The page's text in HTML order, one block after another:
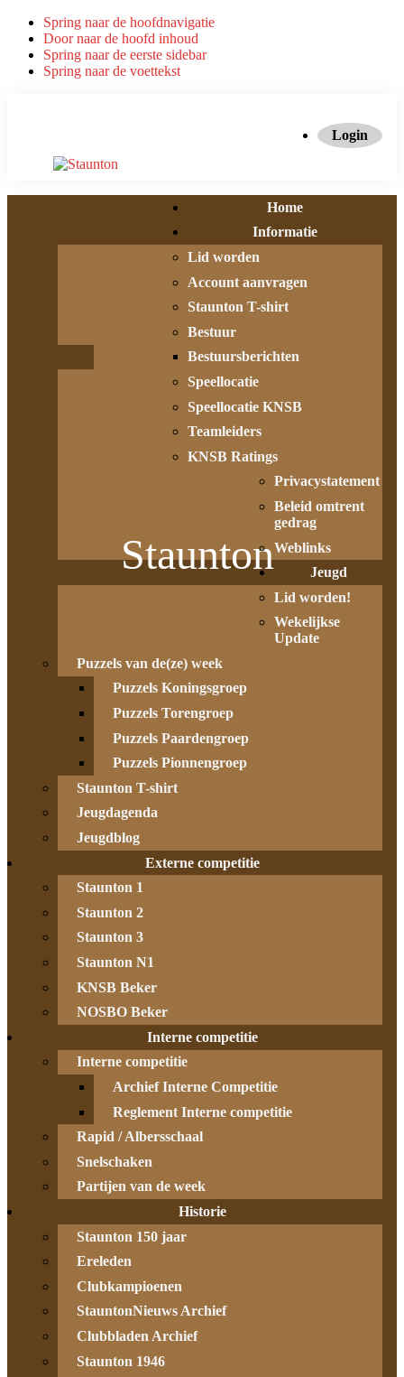
Spring naar de hoofdnavigatie
Door naar de hoofd inhoud
Spring naar de eerste sidebar
Spring naar de voettekst
Login
Staunton
Home
Informatie
Lid worden
Account aanvragen
Staunton T-shirt
Bestuur
Bestuursberichten
Speellocatie
Speellocatie KNSB
Teamleiders
KNSB Ratings
Privacystatement
Beleid omtrent
gedrag
Weblinks
Jeugd
Lid worden!
Wekelijkse
Update
Puzzels van de(ze) week
Puzzels Koningsgroep
Puzzels Torengroep
Puzzels Paardengroep
Puzzels Pionnengroep
Staunton T-shirt
Jeugdagenda
Jeugdblog
Externe competitie
Staunton 1
Staunton 2
Staunton 3
Staunton N1
KNSB Beker
NOSBO Beker
Interne competitie
Interne competitie
Archief Interne Competitie
Reglement Interne competitie
Rapid / Albersschaal
Snelschaken
Partijen van de week
Historie
Staunton 150 jaar
Ereleden
Clubkampioenen
StauntonNieuws Archief
Clubbladen Archief
Staunton 1946